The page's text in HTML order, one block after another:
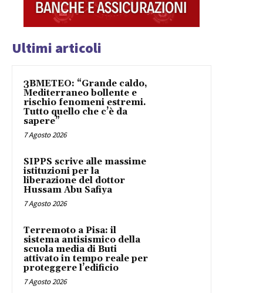
Ultimi articoli
3BMETEO: “Grande caldo,
Mediterraneo bollente e
rischio fenomeni estremi.
Tutto quello che c’è da
sapere”
7 Agosto 2026
SIPPS scrive alle massime
istituzioni per la
liberazione del dottor
Hussam Abu Safiya
7 Agosto 2026
Terremoto a Pisa: il
sistema antisismico della
scuola media di Buti
attivato in tempo reale per
proteggere l’edificio
7 Agosto 2026